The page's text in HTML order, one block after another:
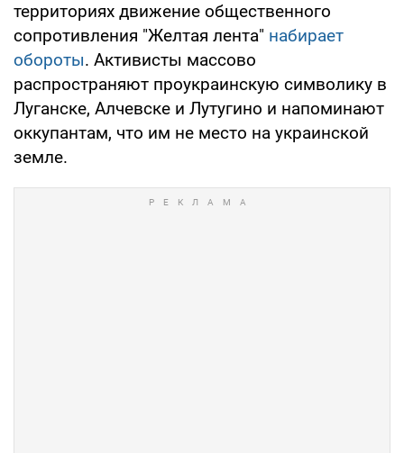
территориях движение общественного
сопротивления "Желтая лента" набирает
обороты. Активисты массово
распространяют проукраинскую символику в
Луганске, Алчевске и Лутугино и напоминают
оккупантам, что им не место на украинской
земле.